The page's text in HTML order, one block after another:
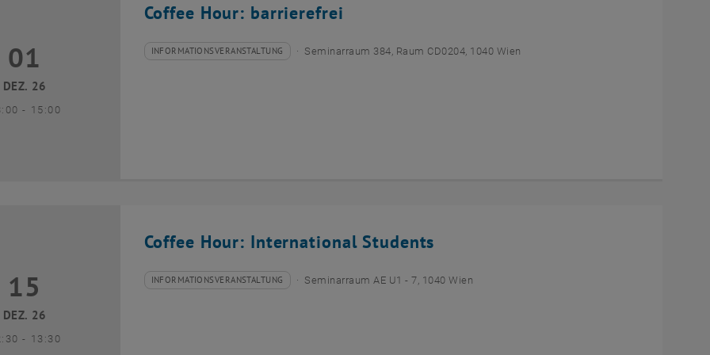
Coffee Hour: barrierefrei
Dezember 2026
01
DEZ. 26
- bis
15:00
Veranstaltungstyp:
INFORMATIONSVERANSTALTUNG
Veranstaltungsort: Seminarraum 384, Raum CD0204, 1040 Wien
Coffee Hour: International Students
Dezember 2026
15
DEZ. 26
- bis
13:30
Veranstaltungstyp:
INFORMATIONSVERANSTALTUNG
Veranstaltungsort: Seminarraum AE U1 - 7, 1040 Wien